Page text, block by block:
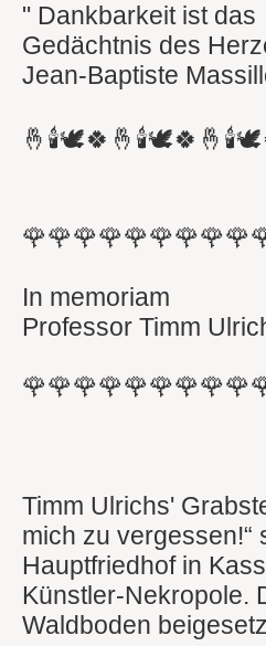
" Dankbarkeit ist das
Gedächtnis des
Jean-Baptiste
In memoriam
Professor Timm
Timm Ulrichs'
mich zu vergessen!“
Hauptfriedhof in
Künstler-Nekropole.
Waldboden